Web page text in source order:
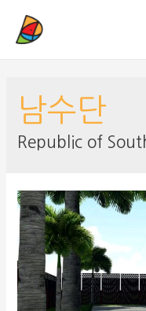
남수단
Republic of